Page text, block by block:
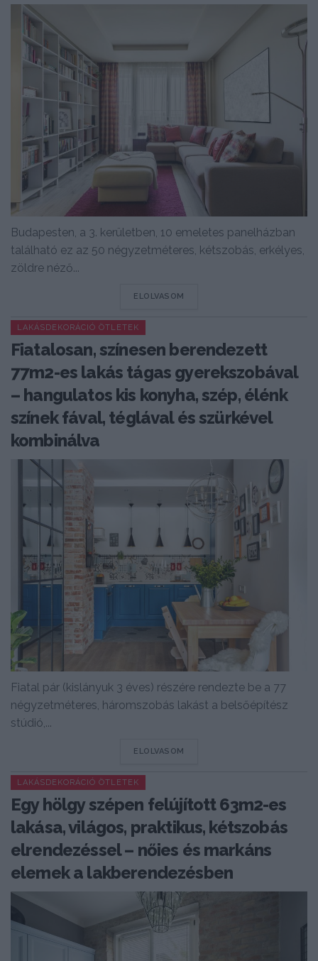
Budapesten, a 3. kerületben, 10 emeletes panelházban
található ez az 50 négyzetméteres, kétszobás, erkélyes,
zöldre néző...
ELOLVASOM
LAKÁSDEKORÁCIÓ ÖTLETEK
Fiatalosan, színesen berendezett
77m2-es lakás tágas gyerekszobával
– hangulatos kis konyha, szép, élénk
színek fával, téglával és szürkével
kombinálva
Fiatal pár (kislányuk 3 éves) részére rendezte be a 77
négyzetméteres, háromszobás lakást a belsőépítész
stúdió,...
ELOLVASOM
LAKÁSDEKORÁCIÓ ÖTLETEK
Egy hölgy szépen felújított 63m2-es
lakása, világos, praktikus, kétszobás
elrendezéssel – nőies és markáns
elemek a lakberendezésben